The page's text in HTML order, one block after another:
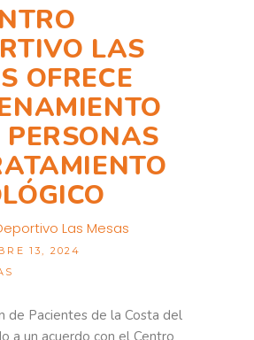
LAS
OFRECE
Las Mesas
13, 2024
de Pacientes de la Costa del
a un acuerdo con el Centro